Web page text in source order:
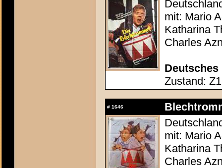
mit: Mario
Katharina
Charles
Deutsches
Zustand:
# 1646
mit: Mario
Katharina
Charles